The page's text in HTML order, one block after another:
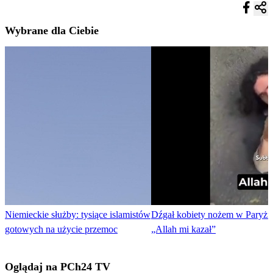
Wybrane dla Ciebie
Niemieckie służby: tysiące islamistów
gotowych na użycie przemoc
Dźgał kobiety nożem w
„Allah mi kazał”
Oglądaj na PCh24 TV